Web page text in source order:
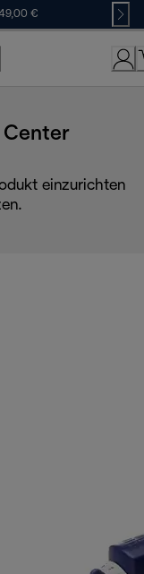
49,00 €
Center
einzurichten